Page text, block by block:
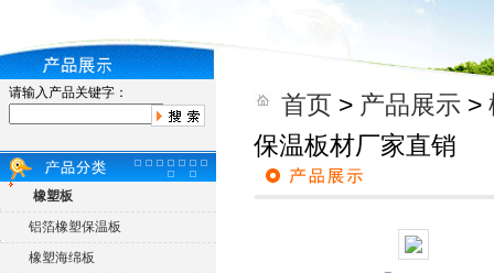
请输入产品关键字：
橡塑板
铝箔橡塑保温板
橡塑海绵板
首页 > 产品展示 >
保温板材厂家直销